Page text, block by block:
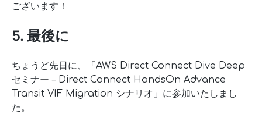
ございます！
5. 最後に
ちょうど先日に、「AWS Direct Connect Dive Deep
セミナー – Direct Connect HandsOn Advance
Transit VIF Migration シナリオ」に参加いたしまし
た。